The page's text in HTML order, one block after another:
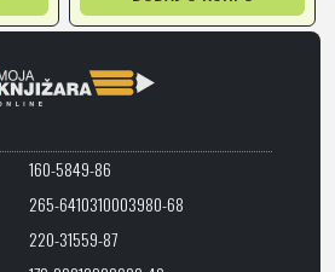
160-5849-86
265-6410310003980-68
220-31559-87